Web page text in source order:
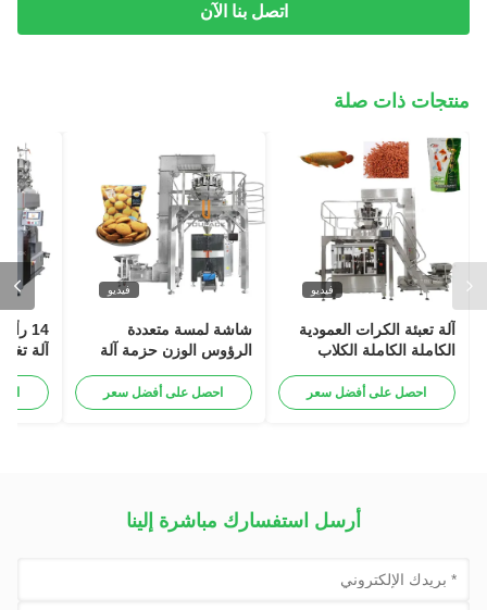
اتصل بنا الآن
منتجات ذات صلة
فيديو
آلة تعبئة الكرات العمودية
الكاملة الكاملة الكلاب
القطط الغذاء التعبئة السمك
السلاحف طعام الحيوانات
احصل على أفضل سعر
فيديو
شاشة لمسة متعددة
الرؤوس الوزن حزمة آلة
لبيض البسكويت الكوكي
كيس الوقوف
احصل على أفضل سعر
14
آلة
4kw
أرسل استفسارك مباشرة إلينا